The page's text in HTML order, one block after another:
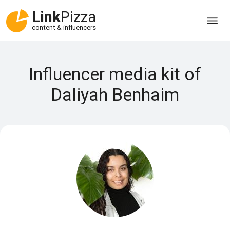
LinkPizza
content & influencers
Influencer media kit of
Daliyah Benhaim